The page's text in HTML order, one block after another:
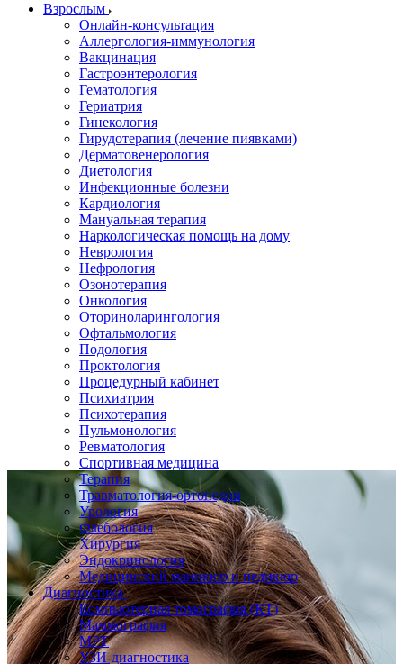
Взрослым
Онлайн-консультация
Аллергология-иммунология
Вакцинация
Гастроэнтерология
Гематология
Гериатрия
Гинекология
Гирудотерапия (лечение пиявками)
Дерматовенерология
Диетология
Инфекционные болезни
Кардиология
Мануальная терапия
Наркологическая помощь на дому
Неврология
Нефрология
Озонотерапия
Онкология
Оториноларингология
Офтальмология
Подология
Проктология
Процедурный кабинет
Психиатрия
Психотерапия
Пульмонология
Ревматология
Спортивная медицина
Терапия
Травматология-ортопедия
Урология
Флебология
Хирургия
Эндокринология
Медицинский маникюр и педикюр
Диагностика
Компьютерная томография (КТ)
Маммография
МРТ
УЗИ-диагностика